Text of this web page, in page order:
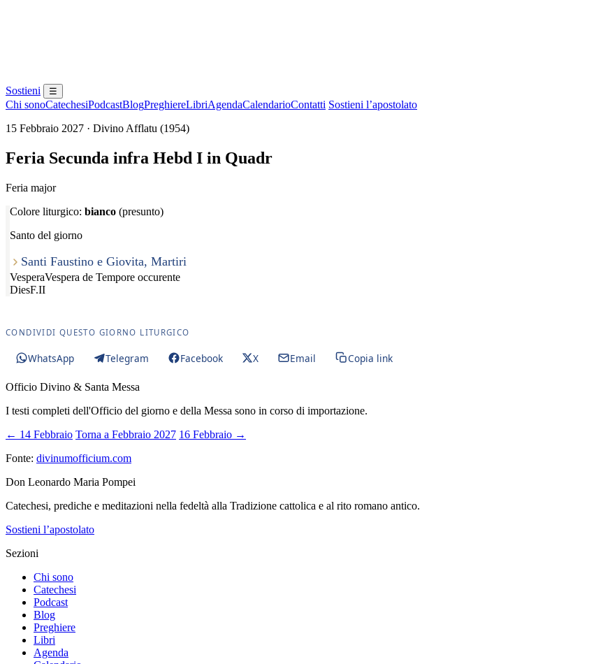
Sostieni ☰
Chi sonoCatechesiPodcastBlogPreghiereLibriAgendaCalendarioContatti Sostieni l’apostolato
15 Febbraio 2027 · Divino Afflatu (1954)
Feria Secunda infra Hebd I in Quadr
Feria major
Colore liturgico: bianco (presunto)
Santo del giorno
Santi Faustino e Giovita, Martiri
VesperaVespera de Tempore occurente
DiesF.II
CONDIVIDI QUESTO GIORNO LITURGICO
WhatsApp Telegram Facebook X Email Copia link
Officio Divino & Santa Messa
I testi completi dell'Officio del giorno e della Messa sono in corso di importazione.
← 14 Febbraio Torna a Febbraio 2027 16 Febbraio →
Fonte: divinumofficium.com
Don Leonardo Maria Pompei
Catechesi, prediche e meditazioni nella fedeltà alla Tradizione cattolica e al rito romano antico.
Sostieni l’apostolato
Sezioni
Chi sono
Catechesi
Podcast
Blog
Preghiere
Libri
Agenda